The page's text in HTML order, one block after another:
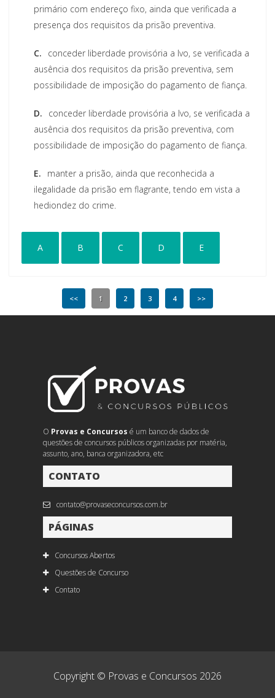
primário com endereço fixo, ainda que verificada a
presença dos requisitos da prisão preventiva.
C.
conceder liberdade provisória a Ivo, se verificada a
ausência dos requisitos da prisão preventiva, sem
possibilidade de imposição do pagamento de fiança.
D.
conceder liberdade provisória a Ivo, se verificada a
ausência dos requisitos da prisão preventiva, com
possibilidade de imposição do pagamento de fiança.
E.
manter a prisão, ainda que reconhecida a
ilegalidade da prisão em flagrante, tendo em vista a
hediondez do crime.
A B C D E
<< 1 2 3 4 >>
O Provas e Concursos é um banco de dados de
questões de concursos públicos organizadas por matéria,
assunto, ano, banca organizadora, etc
CONTATO
contato@provaseconcursos.com.br
PÁGINAS
Concursos Abertos
Questões de Concurso
Contato
Copyright © Provas e Concursos 2026